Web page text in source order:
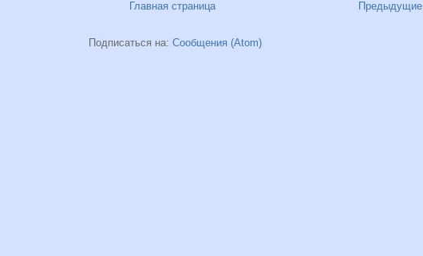
Предыдущие
Главная страница
Подписаться на: Сообщения (Atom)